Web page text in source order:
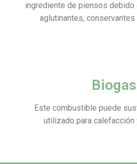
ingrediente de piensos
aglutinantes,
Biogas
Este combustible puede
utilizado para calefacción